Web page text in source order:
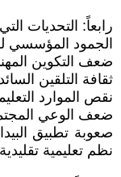
رابعاً: التحديات
الجمود المؤسسي
ضعف التكوين
ثقافة التلقين
نقص الموارد
ضعف الوعي
صعوبة تطبيق
نظم تعليمية